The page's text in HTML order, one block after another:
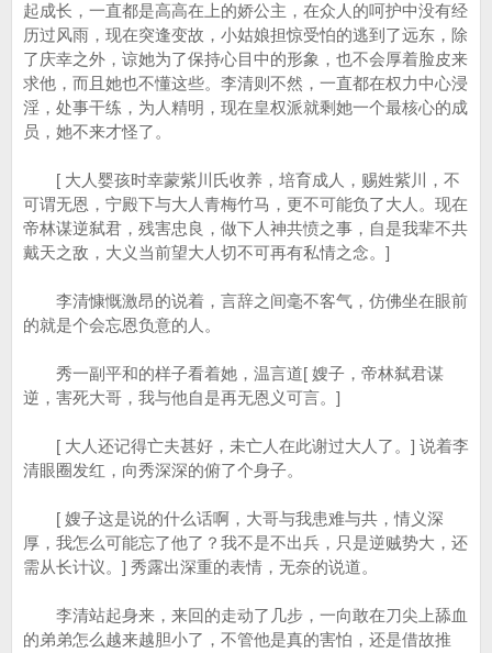
起成长，一直都是高高在上的娇公主，在众人的呵护中没有经
历过风雨，现在突逢变故，小姑娘担惊受怕的逃到了远东，除
了庆幸之外，谅她为了保持心目中的形象，也不会厚着脸皮来
求他，而且她也不懂这些。李清则不然，一直都在权力中心浸
淫，处事干练，为人精明，现在皇权派就剩她一个最核心的成
员，她不来才怪了。
[ 大人婴孩时幸蒙紫川氏收养，培育成人，赐姓紫川，不
可谓无恩，宁殿下与大人青梅竹马，更不可能负了大人。现在
帝林谋逆弑君，残害忠良，做下人神共愤之事，自是我辈不共
戴天之敌，大义当前望大人切不可再有私情之念。]
李清慷慨激昂的说着，言辞之间毫不客气，仿佛坐在眼前
的就是个会忘恩负意的人。
秀一副平和的样子看着她，温言道[ 嫂子，帝林弑君谋
逆，害死大哥，我与他自是再无恩义可言。]
[ 大人还记得亡夫甚好，未亡人在此谢过大人了。] 说着李
清眼圈发红，向秀深深的俯了个身子。
[ 嫂子这是说的什么话啊，大哥与我患难与共，情义深
厚，我怎么可能忘了他了？我不是不出兵，只是逆贼势大，还
需从长计议。] 秀露出深重的表情，无奈的说道。
李清站起身来，来回的走动了几步，一向敢在刀尖上舔血
的弟弟怎么越来越胆小了，不管他是真的害怕，还是借故推